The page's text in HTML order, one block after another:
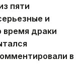
пяти
и
время драки
в